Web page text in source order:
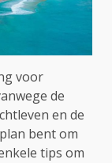
voor
de
en de
bent om
tips om